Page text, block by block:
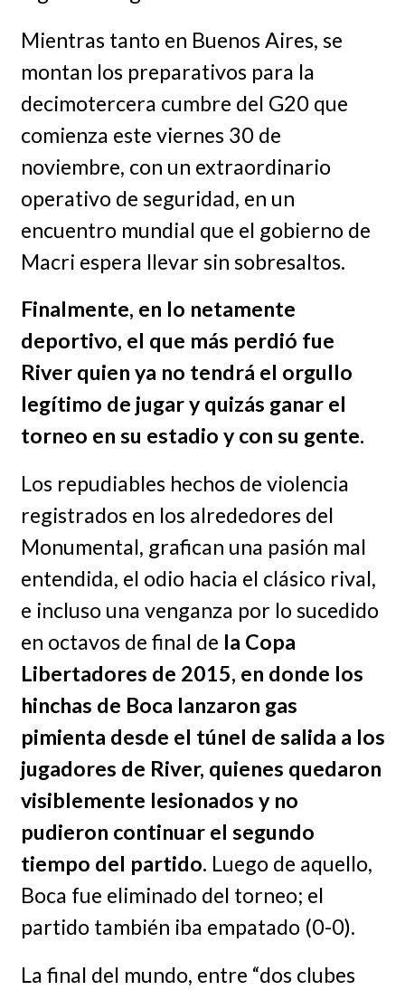
Mientras tanto en Buenos Aires, se
montan los preparativos para la
decimotercera cumbre del G20 que
comienza este viernes 30 de
noviembre, con un extraordinario
operativo de seguridad, en un
encuentro mundial que el gobierno de
Macri espera llevar sin sobresaltos.
Finalmente, en lo netamente
deportivo, el que más perdió fue
River quien ya no tendrá el orgullo
legítimo de jugar y quizás ganar el
torneo en su estadio y con su gente.
Los repudiables hechos de violencia
registrados en los alrededores del
Monumental, grafican una pasión mal
entendida, el odio hacia el clásico rival,
e incluso una venganza por lo sucedido
en octavos de final de la Copa
Libertadores de 2015, en donde los
hinchas de Boca lanzaron gas
pimienta desde el túnel de salida a los
jugadores de River, quienes quedaron
visiblemente lesionados y no
pudieron continuar el segundo
tiempo del partido. Luego de aquello,
Boca fue eliminado del torneo; el
partido también iba empatado (0-0).
La final del mundo, entre “dos clubes